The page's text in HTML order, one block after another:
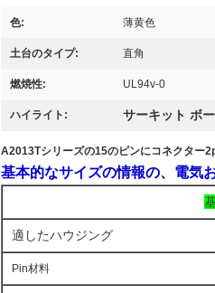
色: 薄黄色
土台のタイプ: 直角
燃焼性: UL94v-0
ハイライト: サーキット ボ
A2013Tシリーズの15のピンにコネクター
基本的なサイズの情報の、電気
適したハウジング
Pin材料